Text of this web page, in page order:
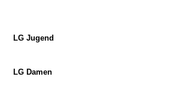
LG Jugend
LG Damen